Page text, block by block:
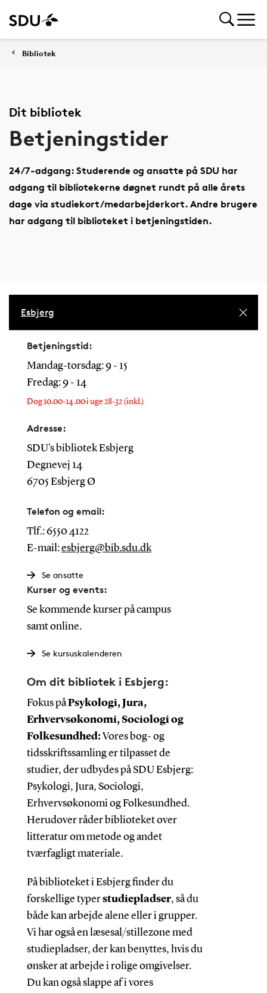
Bibliotek
Dit bibliotek
Betjeningstider
24/7-adgang: Studerende og ansatte på SDU har
adgang til bibliotekerne døgnet rundt på alle årets
dage via studiekort/medarbejderkort. Andre brugere
har adgang til biblioteket i betjeningstiden.
Esbjerg
Betjeningstid:
Mandag-torsdag: 9 - 15
Fredag: 9 - 14
Dog 10.00-14.00 i uge 28-32 (inkl.)
Adresse:
SDU's bibliotek Esbjerg
Degnevej 14
6705 Esbjerg Ø
Telefon og email:
Tlf.: 6550 4122
E-mail:esbjerg@bib.sdu.dk
Se ansatte
Kurser og events:
Se kommende kurser på campus
samt online.
Se kursuskalenderen
Om dit bibliotek i Esbjerg:
Fokus påPsykologi, Jura,
Erhvervsøkonomi, Sociologi og
Folkesundhed:Vores bog- og
tidsskriftssamling er tilpasset de
studier, der udbydes på SDU Esbjerg:
Psykologi, Jura, Sociologi,
Erhvervsøkonomi og Folkesundhed.
Herudover råder biblioteket over
litteratur om metode og andet
tværfagligt materiale.
På biblioteket i Esbjerg finder du
forskellige typerstudiepladser, så du
både kan arbejde alene eller i grupper.
Vi har også en læsesal/stillezone med
studiepladser, der kan benyttes, hvis du
ønsker at arbejde i rolige omgivelser.
Du kan også slappe af i vores